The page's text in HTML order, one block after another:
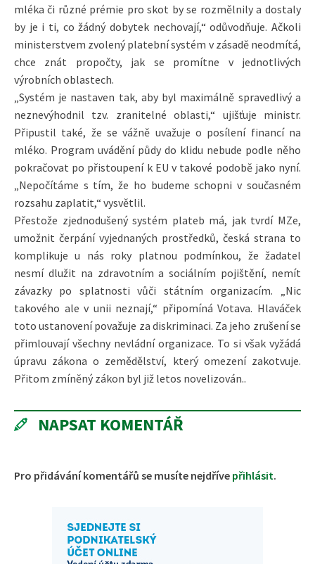
mléka či různé prémie pro skot by se rozmělnily a dostaly
by je i ti, co žádný dobytek nechovají,“ odůvodňuje. Ačkoli
ministerstvem zvolený platební systém v zásadě neodmítá,
chce znát propočty, jak se promítne v jednotlivých
výrobních oblastech.
„Systém je nastaven tak, aby byl maximálně spravedlivý a
neznevýhodnil tzv. zranitelné oblasti,“ ujišťuje ministr.
Připustil také, že se vážně uvažuje o posílení financí na
mléko. Program uvádění půdy do klidu nebude podle něho
pokračovat po přistoupení k EU v takové podobě jako nyní.
„Nepočítáme s tím, že ho budeme schopni v současném
rozsahu zaplatit,“ vysvětlil.
Přestože zjednodušený systém plateb má, jak tvrdí MZe,
umožnit čerpání vyjednaných prostředků, česká strana to
komplikuje u nás roky platnou podmínkou, že žadatel
nesmí dlužit na zdravotním a sociálním pojištění, nemít
závazky po splatnosti vůči státním organizacím. „Nic
takového ale v unii neznají,“ připomíná Votava. Hlaváček
toto ustanovení považuje za diskriminaci. Za jeho zrušení se
přimlouvají všechny nevládní organizace. To si však vyžádá
úpravu zákona o zemědělství, který omezení zakotvuje.
Přitom zmíněný zákon byl již letos novelizován..
NAPSAT KOMENTÁŘ
Pro přidávání komentářů se musíte nejdříve přihlásit.